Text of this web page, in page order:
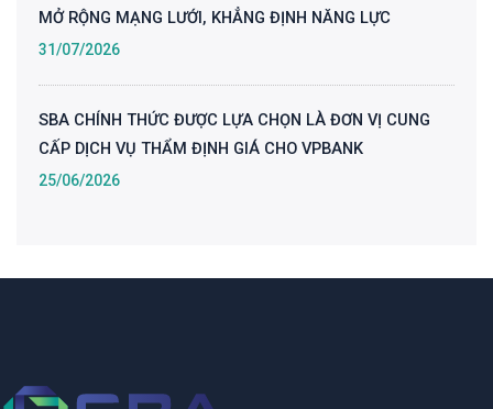
MỞ RỘNG MẠNG LƯỚI, KHẲNG ĐỊNH NĂNG LỰC
31/07/2026
SBA CHÍNH THỨC ĐƯỢC LỰA CHỌN LÀ ĐƠN VỊ CUNG
CẤP DỊCH VỤ THẨM ĐỊNH GIÁ CHO VPBANK
25/06/2026